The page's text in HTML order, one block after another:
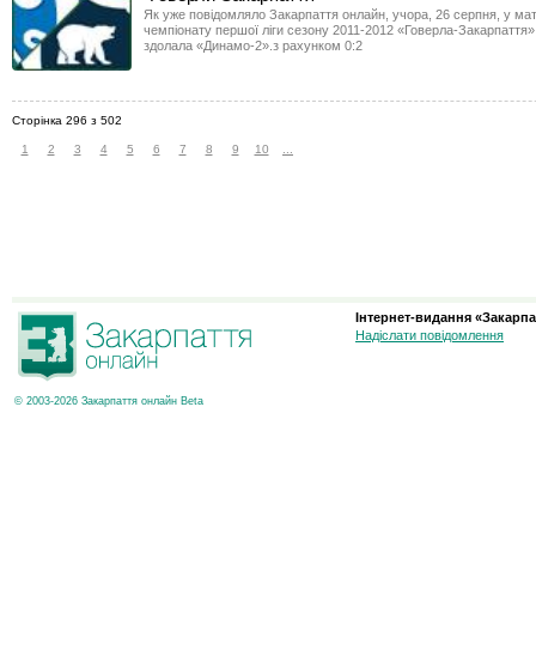
Як уже повідомляло Закарпаття онлайн, учора, 26 серпня, у
чемпіонату першої ліги сезону 2011-2012 «Говерла-Закарпаття»
здолала «Динамо-2».з рахунком 0:2
Сторінка 296 з 502
1 2 3 4 5 6 7 8 9 10
© 2003-2026 Закарпаття онлайн Beta
Інтернет-видання
Надіслати повідомлення